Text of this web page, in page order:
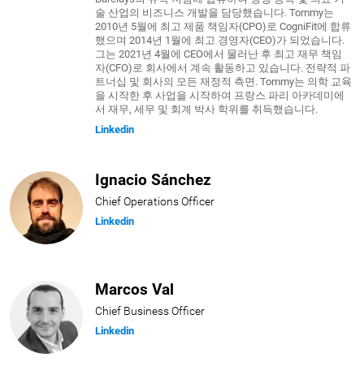
술 산업의 비즈니스 개발을 담당했습니다. Tommy는
2010년 5월에 최고 제품 책임자(CPO)로 CogniFit에 합류
했으며 2014년 1월에 최고 경영자(CEO)가 되었습니다.
그는 2021년 4월에 CEO에서 물러난 후 최고 재무 책임
자(CFO)로 회사에서 계속 활동하고 있습니다. 전략적 파
트너십 및 회사의 모든 재정적 측면. Tommy는 의학 교육
을 시작한 후 사업을 시작하여 프랑스 파리 아카데미에
서 재무, 세무 및 회계 박사 학위를 취득했습니다.
Linkedin
Ignacio Sánchez
Chief Operations Officer
Linkedin
Marcos Val
Chief Business Officer
Linkedin